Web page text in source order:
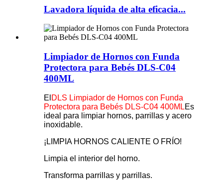
Lavadora líquida de alta eficacia...
Limpiador de Hornos con Funda
Protectora para Bebés DLS-C04
400ML
El DLS Limpiador de Hornos con Funda
Protectora para Bebés DLS-C04 400MLEs
ideal para limpiar hornos, parrillas y acero
inoxidable.
¡LIMPIA HORNOS CALIENTE O FRÍO!
Limpia el interior del horno.
Transforma parrillas y parrillas.